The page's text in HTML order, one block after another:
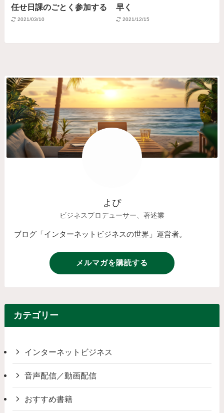
任せ日課のごとく参加する
2021/03/10
早く
2021/12/15
よぴ
ビジネスプロデューサー、著述業
ブログ「インターネットビジネスの世界」運営者。
メルマガを購読する
カテゴリー
インターネットビジネス
音声配信／動画配信
おすすめ書籍